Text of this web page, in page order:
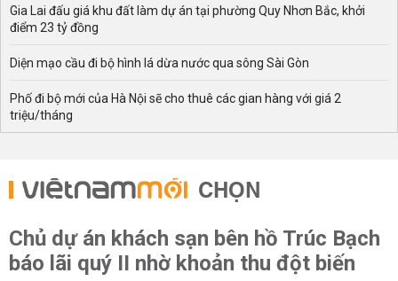
- Hình ảnh mô tả khu đất quy hoạch.
đường.
Mục đích của bản đồ quy hoạch huyện Triệu Sơn
- Giúp người dân nhận biết được các dự án giao thông
nào sẽ được triển khai trên địa bàn như: Đường giao
- Tạo ra tính thiết thực, tính khả thi cho quy hoạch. Quy
hoạch ngày càng phù hợp với các điều kiện kinh tế xã
- Làm căn cứ để lập kế hoạch sử dụng đất đai hàng năm,
thực hiện việc giao đất, thu hồi đất theo quy định của
Gia Lai đấu giá khu đất làm dự án tại phường Quy Nhơn Bắc, khởi
điểm 23 tỷ đồng
Diện mạo cầu đi bộ hình lá dừa nước qua sông Sài Gòn
Phố đi bộ mới của Hà Nội sẽ cho thuê các gian hàng với giá 2
triệu/tháng
CHỌN
Chủ dự án khách sạn bên hồ Trúc Bạch
báo lãi quý II nhờ khoản thu đột biến